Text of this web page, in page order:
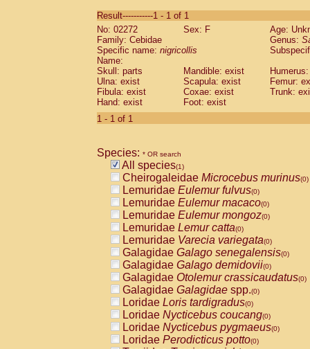
CebidaeSaguinus labiatus(0)
Cebidae Saguinus leucopus (0)
Cebidae
CebidaeSaguinus mystax
Cebidae Saguinus nigricollis (1)
Cebidae Saguinus oedipus
Cebidae Saguinus weddelli
Cebidae Saguinusspp.
Cebidae
CebidaeCebus capucinus
CebidaeCebus nigrivittatus
CebidaeCebus spp.(0)
CebidaeSaimiri boliviensis(0)
CebidaeSaimiri sciureus(0)
AtelidaeAlouatta caraya(0)
AtelidaeAlouatta fusca(0)
AtelidaeAlouatta seniculus(0)
AtelidaeAlouattaspp.(0)
AtelidaeAteles belzebuth(0)
AtelidaeAteles geoffroyi(0)
AtelidaeAteles paniscus(0)
AtelidaeAtelesspp.(0)
AtelidaeLagothrix lagothricha(0)
AtelidaeLagothrix lagothricha cana
PitheciidaeCacajao calvus
Result-----------1 - 1 of 1
No: 02272
Sex: F
Age:
Family: Cebidae
Genus:
Specific name: nigricollis
Name:
Skull: parts
Mandible: exist
Ulna: exist
Scapula: exist
Femur:
Fibula: exist
Coxae: exist
Trunk:
Hand: exist
Foot: exist
1 - 1 of 1
Species: * OR search
All species(1)
Cheirogaleidae Microcebus murinus(0)
Lemuridae Eulemur fulvus(0)
Lemuridae Eulemur macaco(0)
Lemuridae Eulemur mongoz(0)
Lemuridae Lemur catta(0)
Lemuridae Varecia variegata(0)
Galagidae Galago senegalensis(0)
Galagidae Galago demidovii(0)
Galagidae Otolemur crassicaudatus(0)
Galagidae Galagidae spp.(0)
Loridae Loris tardigradus(0)
Loridae Nycticebus coucang(0)
Loridae Nycticebus pygmaeus(0)
Loridae Perodicticus potto(0)